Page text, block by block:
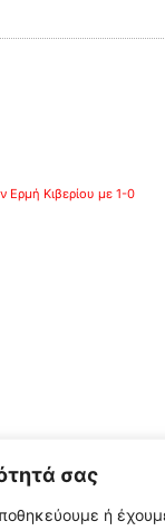
σας
ή
Ερμή Κιβερίου με 1-0